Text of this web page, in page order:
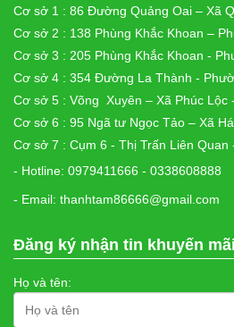
Cơ sở 1 : 86 Đường Quảng Oai – Xã
Cơ sở 2 : 138 Phùng Khắc Khoan –
Cơ sở 3 : 205 Phùng Khắc Khoan -
Cơ sở 4 : 354 Đường La Thành -
Cơ sở 5 : Võng Xuyên – Xã Phúc Lộc
Cơ sở 6 : 95 Ngã tư Ngọc Tảo – Xã
Cơ sở 7 : Cụm 6 - Thị Trấn Liên Quan
- Hotline: 0979411666 - 0338608888
- Email: thanhtam86666@gmail.com
Đăng ký nhận tin khuyến
Họ và tên: